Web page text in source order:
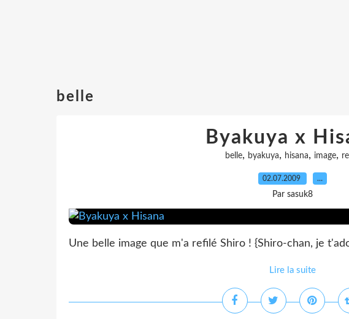
belle
Byakuya x
belle, byakuya, hisana, image,
02.07.2009 …
Par sasuk8
Une belle image que m'a refilé Shiro ! {Shiro-chan, je
Lire la suite